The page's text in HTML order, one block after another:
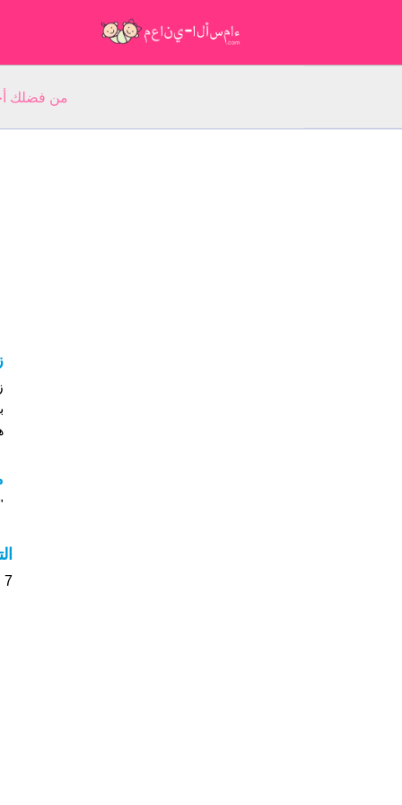
من فضلك أجب عن 5 أسئلة عن
7 الأشخاص بأسم زيد صوت على اسمائهم . من فضلك